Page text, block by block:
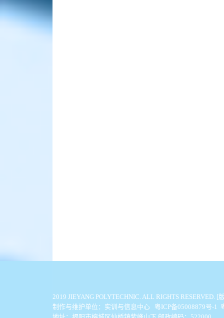
2019 JIEYANG POLYTECHNIC. ALL
制作与维护单位：实训与信息中心 粤ICP备05008879号-1